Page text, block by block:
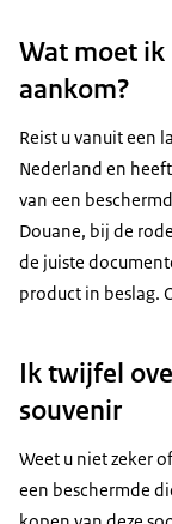
Wat moet ik
aankom?
Reist u vanuit een
Nederland en
van een
Douane, bij de
de juiste
product in beslag.
Ik twijfel
souvenir
Weet u niet zeker
een beschermde